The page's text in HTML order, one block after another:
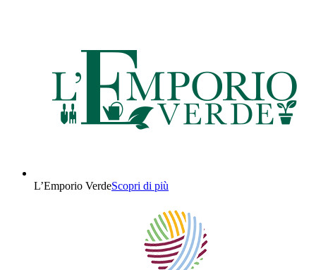
L’Emporio VerdeScopri di più